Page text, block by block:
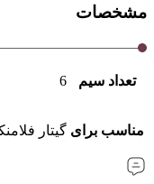
مشخصات
تعداد سیم 6
مناسب برای گیتار